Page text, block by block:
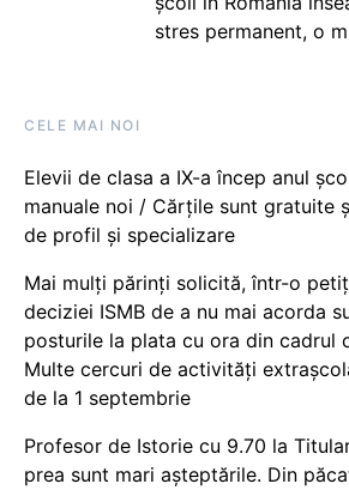
stres permanent, o
CELE MAI NOI
Elevii de clasa a IX-a încep anul
manuale noi / Cărțile sunt gratuite
de profil și specializare
Mai mulți părinți solicită, într-o
deciziei ISMB de a nu mai acorda
posturile la plata cu ora din cadrul
Multe cercuri de activități
de la 1 septembrie
Profesor de Istorie cu 9.70 la
prea sunt mari așteptările. Din